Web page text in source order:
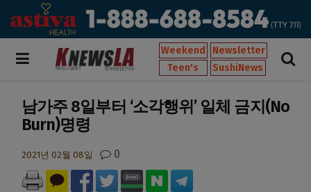
Weekend
Newsletter
Teen's
SushiNews
남가주 8일부터 ‘소각행위’ 일체 금지(No
Burn)명령
2021년 02월 08일 0